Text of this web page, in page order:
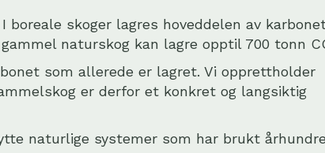
boreale skoger lagres hoveddelen av
naturskog kan lagre opptil 700 tonn
som allerede er lagret. Vi opprettholder
er derfor et konkret og langsiktig
naturlige systemer som har brukt